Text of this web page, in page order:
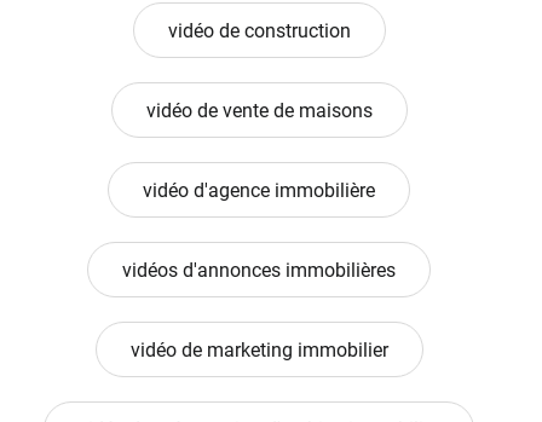
vidéo de construction
vidéo de vente de maisons
vidéo d'agence immobilière
vidéos d'annonces immobilières
vidéo de marketing immobilier